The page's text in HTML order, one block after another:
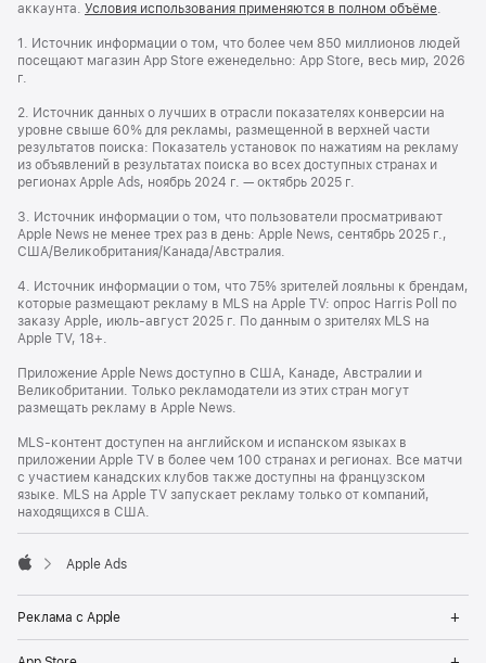
аккаунта. Условия использования применяются в полном объёме.
1. Источник информации о том, что более чем 850 миллионов людей
посещают магазин App Store еженедельно: App Store, весь мир, 2026
г.
2. Источник данных о лучших в отрасли показателях конверсии на
уровне свыше 60% для рекламы, размещенной в верхней части
результатов поиска: Показатель установок по нажатиям на рекламу
из объявлений в результатах поиска во всех доступных странах и
регионах Apple Ads, ноябрь 2024 г. — октябрь 2025 г.
3. Источник информации о том, что пользователи просматривают
Apple News не менее трех раз в день: Apple News, сентябрь 2025 г.,
США/Великобритания/Канада/Австралия.
4. Источник информации о том, что 75% зрителей лояльны к брендам,
которые размещают рекламу в MLS на Apple TV: опрос Harris Poll по
заказу Apple, июль-август 2025 г. По данным о зрителях MLS на
Apple TV, 18+.
Приложение Apple News доступно в США, Канаде, Австралии и
Великобритании. Только рекламодатели из этих стран могут
размещать рекламу в Apple News.
MLS-контент доступен на английском и испанском языках в
приложении Apple TV в более чем 100 странах и регионах. Все матчи
с участием канадских клубов также доступны на французском
языке. MLS на Apple TV запускает рекламу только от компаний,
находящихся в США.
Apple Ads
Реклама с Apple